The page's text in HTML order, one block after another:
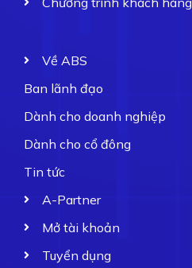
Về ABS
Ban lãnh đạo
Dành cho doanh nghiệp
Dành cho cổ đông
Tin tức
A-Partner
Mở tài khoản
Tuyển dụng